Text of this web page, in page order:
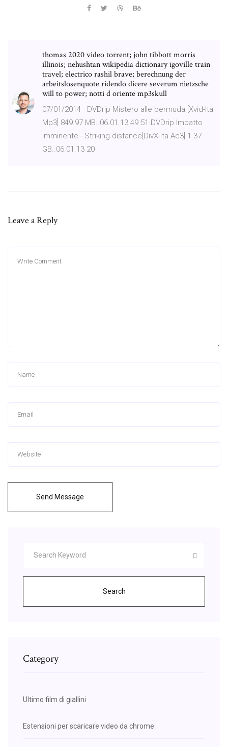
thomas 2020 video torrent; john tibbott morris
illinois; nehushtan wikipedia dictionary igoville train
travel; electrico rashil brave; berechnung der
arbeitslosenquote ridendo dicere severum nietzsche
will to power; notti d oriente mp3skull
07/01/2014 · DVDrip Mistero alle bermuda [Xvid-Ita
Mp3] 849.97 MB..06.01.13 49 51.DVDrip Impatto
imminente - Striking distance[DivX-Ita Ac3] 1.37
GB..06.01.13 20
Leave a Reply
Send Message
Search
Category
Ultimo film di giallini
Estensioni per scaricare video da chrome